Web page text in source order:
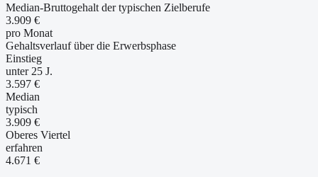
Median-Bruttogehalt der typischen Zielberufe
3.909 €
pro Monat
Gehaltsverlauf über die Erwerbsphase
Einstieg
unter 25 J.
3.597 €
Median
typisch
3.909 €
Oberes Viertel
erfahren
4.671 €